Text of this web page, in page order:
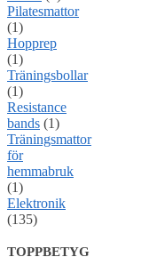
Pilatesmattor
(1)
Hopprep
(1)
Träningsbollar
(1)
Resistance
bands (1)
Träningsmattor
för
hemmabruk
(1)
Elektronik
(135)
TOPPBETYG